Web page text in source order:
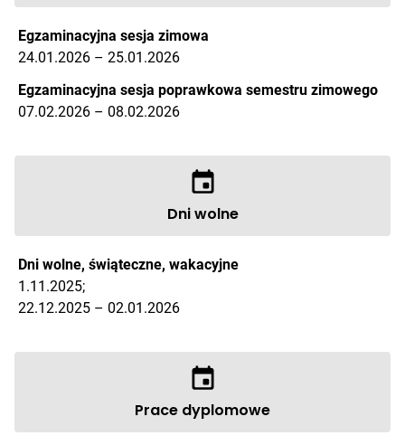
Egzaminacyjna sesja zimowa
24.01.2026 – 25.01.2026
Egzaminacyjna sesja poprawkowa semestru zimowego
07.02.2026 – 08.02.2026
Dni wolne
Dni wolne, świąteczne, wakacyjne
1.11.2025;
22.12.2025 – 02.01.2026
Prace dyplomowe